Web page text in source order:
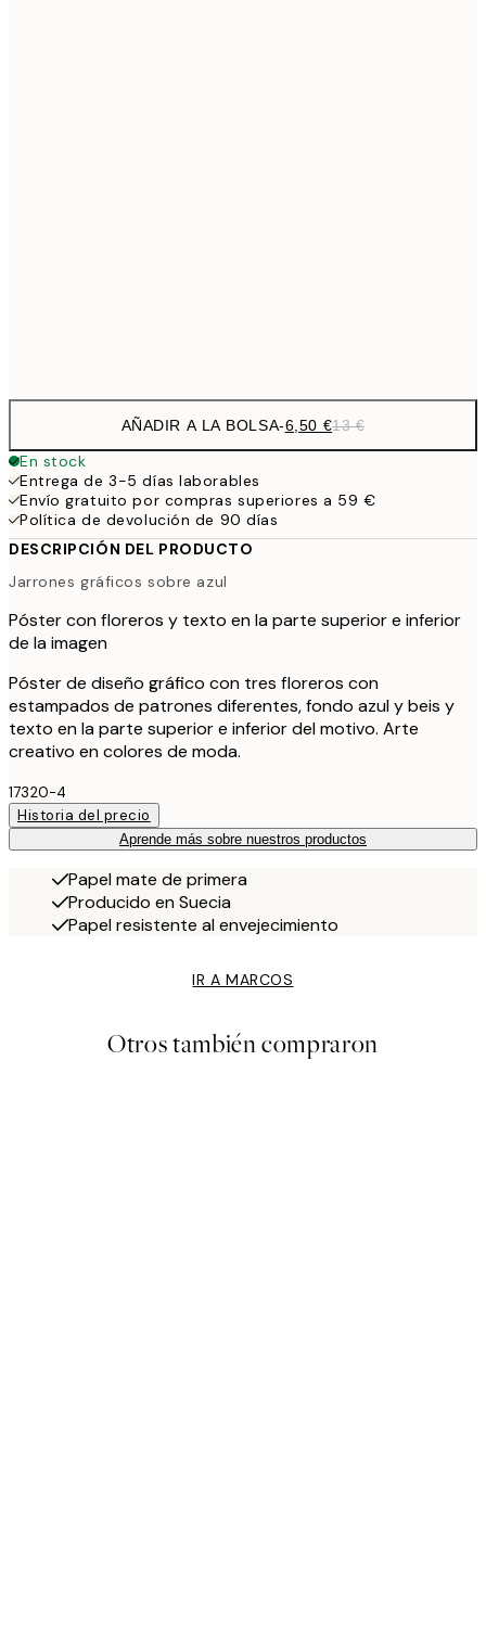
AÑADIR A LA BOLSA-6,50 €13 €
En stock
Entrega de 3-5 días laborables
Envío gratuito por compras superiores a 59 €
Política de devolución de 90 días
DESCRIPCIÓN DEL PRODUCTO
Jarrones gráficos sobre azul
Póster con floreros y texto en la parte superior e inferior
de la imagen
Póster de diseño gráfico con tres floreros con
estampados de patrones diferentes, fondo azul y beis y
texto en la parte superior e inferior del motivo. Arte
creativo en colores de moda.
17320-4
Historia del precio
Aprende más sobre nuestros productos
Papel mate de primera
Producido en Suecia
Papel resistente al envejecimiento
IR A MARCOS
Otros también compraron